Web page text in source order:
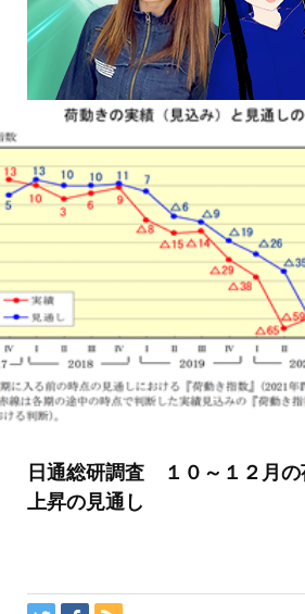
日通総研調査 １０～１２月の
上昇の見通し